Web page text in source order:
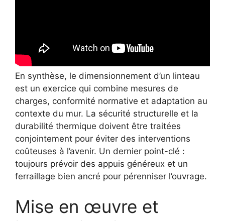
En synthèse, le dimensionnement d’un linteau
est un exercice qui combine mesures de
charges, conformité normative et adaptation au
contexte du mur. La sécurité structurelle et la
durabilité thermique doivent être traitées
conjointement pour éviter des interventions
coûteuses à l’avenir. Un dernier point-clé :
toujours prévoir des appuis généreux et un
ferraillage bien ancré pour pérenniser l’ouvrage.
Mise en œuvre et